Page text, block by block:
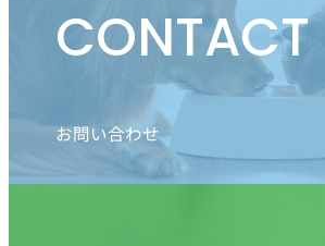
CONTACT
お問い合わせ